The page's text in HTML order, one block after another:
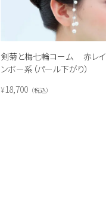
剣菊と梅七輪コーム 赤レイ
ンボー系（パール下がり）
¥18,700 税込